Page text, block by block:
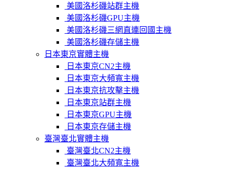
美國洛杉磯站群主機
美國洛杉磯GPU主機
美國洛杉磯三網直連回國主機
美國洛杉磯存儲主機
日本東京實體主機
日本東京CN2主機
日本東京大頻寬主機
日本東京抗攻擊主機
日本東京站群主機
日本東京GPU主機
日本東京存儲主機
臺灣臺北實體主機
臺灣臺北CN2主機
臺灣臺北大頻寬主機